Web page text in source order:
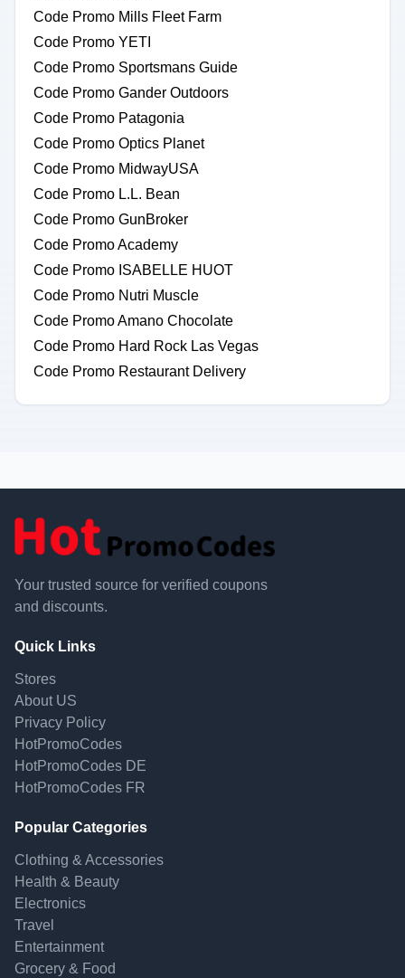
Code Promo Mills Fleet Farm
Code Promo YETI
Code Promo Sportsmans Guide
Code Promo Gander Outdoors
Code Promo Patagonia
Code Promo Optics Planet
Code Promo MidwayUSA
Code Promo L.L. Bean
Code Promo GunBroker
Code Promo Academy
Code Promo ISABELLE HUOT
Code Promo Nutri Muscle
Code Promo Amano Chocolate
Code Promo Hard Rock Las Vegas
Code Promo Restaurant Delivery
Your trusted source for verified coupons
and discounts.
Quick Links
Stores
About US
Privacy Policy
HotPromoCodes
HotPromoCodes DE
HotPromoCodes FR
Popular Categories
Clothing & Accessories
Health & Beauty
Electronics
Travel
Entertainment
Grocery & Food